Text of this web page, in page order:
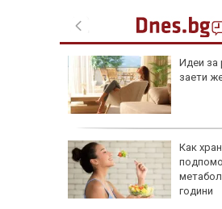
Идеи за
заети
Как
години